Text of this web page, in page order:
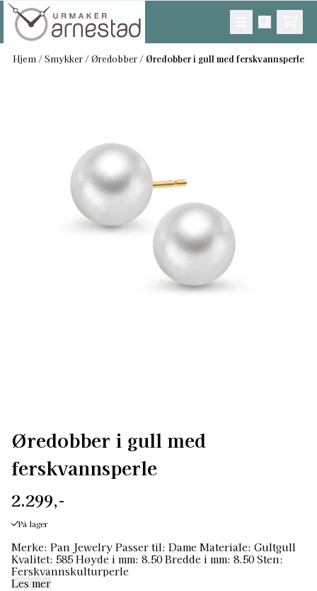
Hopp til innhold
Hjem /Smykker /Øredobber / Øredobber i gull med ferskvannsperle
Øredobber i gull med
ferskvannsperle
2.299,-
På lager
Merke: Pan Jewelry Passer til: Dame Materiale: Gultgull
Kvalitet: 585 Høyde i mm: 8.50 Bredde i mm: 8.50 Sten:
Ferskvannskulturperle
Les mer